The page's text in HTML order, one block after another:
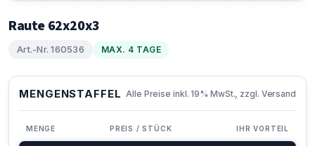
Raute 62x20x3
Art.-Nr. 160536 MAX. 4 TAGE
MENGENSTAFFEL Alle Preise inkl. 19% MwSt., zzgl. Versand
MENGE PREIS / STÜCK IHR VORTEIL